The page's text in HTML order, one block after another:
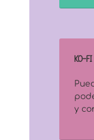
KO-FI
y